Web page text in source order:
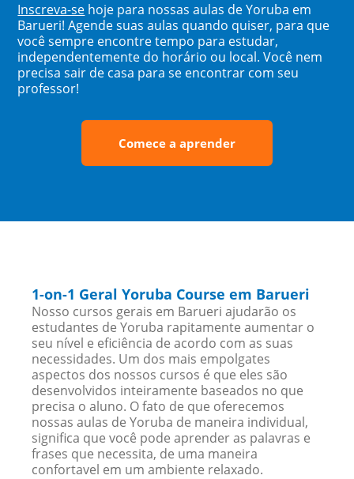
Inscreva-se hoje para nossas aulas de Yoruba em
Barueri! Agende suas aulas quando quiser, para que
você sempre encontre tempo para estudar,
independentemente do horário ou local. Você nem
precisa sair de casa para se encontrar com seu
professor!
Comece a aprender
1-on-1 Geral Yoruba Course em Barueri
Nosso cursos gerais em Barueri ajudarão os
estudantes de Yoruba rapitamente aumentar o
seu nível e eficiência de acordo com as suas
necessidades. Um dos mais empolgates
aspectos dos nossos cursos é que eles são
desenvolvidos inteiramente baseados no que
precisa o aluno. O fato de que oferecemos
nossas aulas de Yoruba de maneira individual,
significa que você pode aprender as palavras e
frases que necessita, de uma maneira
confortavel em um ambiente relaxado.